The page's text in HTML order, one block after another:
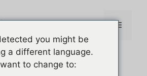
sur PC Menu
you might be
a different language.
to change to: